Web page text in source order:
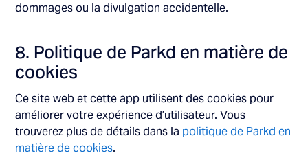
dommages ou la divulgation accidentelle.
8. Politique de Parkd en matière de
cookies
Ce site web et cette app utilisent des cookies pour
améliorer votre expérience d’utilisateur. Vous
trouverez plus de détails dans la politique de Parkd en
matière de cookies.